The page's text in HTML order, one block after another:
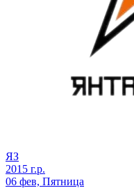
ЯЗ
2015 г.р.
06 фев, Пятница